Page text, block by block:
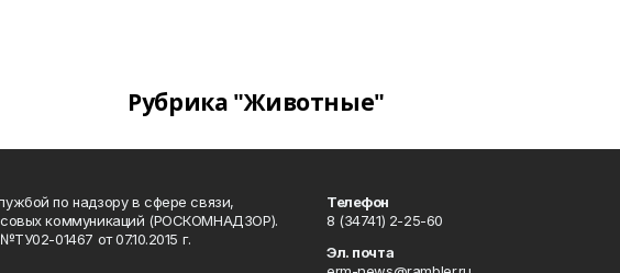
Рубрика "Животные"
по надзору в сфере связи,
коммуникаций (РОСКОМНАДЗОР).
01467 от 07.10.2015 г.
Телефон
8 (34741) 2-25-60
Эл. почта